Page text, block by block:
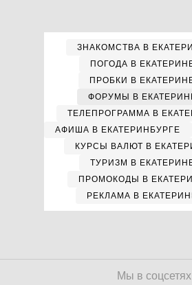
ЗНАКОМСТВА В
ПОГОДА В
ПРОБКИ В
ФОРУМЫ В
ТЕЛЕПРОГРАММА В
АФИША В ЕКАТЕРИНБУРГЕ
КУРСЫ ВАЛЮТ В
ТУРИЗМ В
ПРОМОКОДЫ В
РЕКЛАМА В
Мы в соцсетях